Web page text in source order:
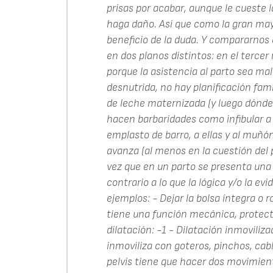
prisas por acabar, aunque le cueste
haga daño. Así que como la gran
beneficio de la duda. Y
en dos planos distintos: en el
porque la asistencia al parto sea
desnutrida, no hay planificación
de leche maternizada (y luego
hacen barbaridades como infibular
emplasto de barro, a ellas y al
avanza (al menos en la cuestión
vez que en un parto se presenta
contrario a lo que la lógica y/o la
ejemplos: - Dejar la bolsa íntegra o
tiene una función mecánica,
dilatación: -1 - Dilatación
inmoviliza con goteros, pinchos,
pelvis tiene que hacer dos